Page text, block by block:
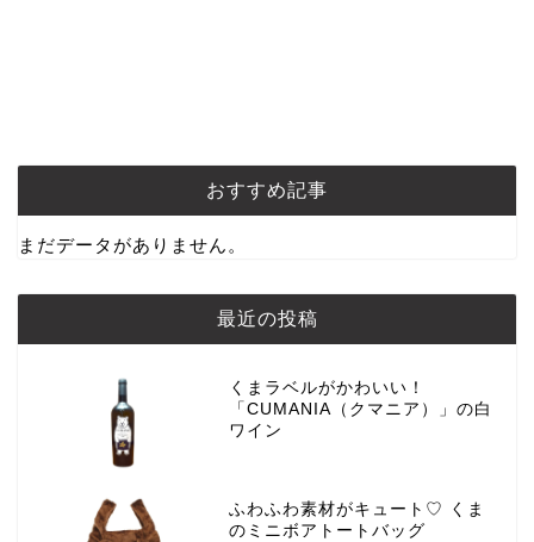
おすすめ記事
まだデータがありません。
最近の投稿
くまラベルがかわいい！
「CUMANIA（クマニア）」の白
ワイン
ふわふわ素材がキュート♡ くま
のミニボアトートバッグ